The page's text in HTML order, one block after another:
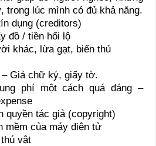
trong lúc mình có đủ khả năng.
(creditors)
/ tiền hối lộ
lừa gạt, biển thủ
chữ ký, giấy tờ.
một cách quá đáng –
tác giả (copyright)
của máy điện tử
vật